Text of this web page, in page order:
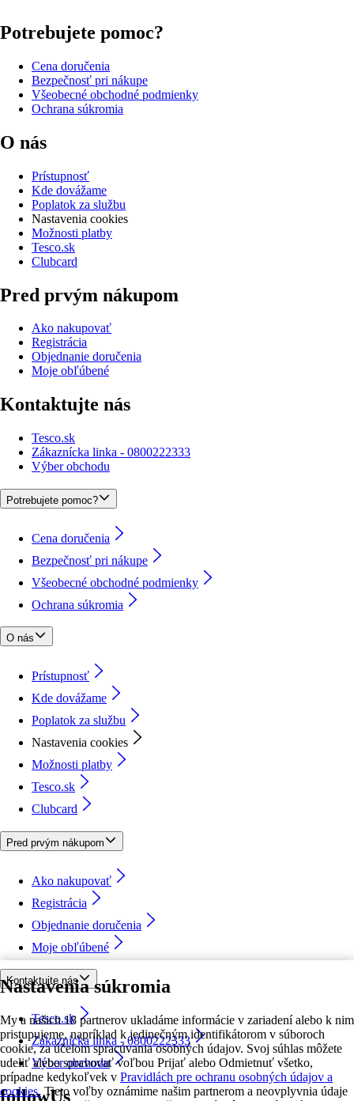
Nastavenia súkromia
My a našich 18 partnerov ukladáme informácie v zariadení alebo k nim
pristupujeme, napríklad k jedinečným identifikátorom v súboroch
cookie, za účelom spracúvania osobných údajov. Svoj súhlas môžete
udeliť alebo spravovať voľbou Prijať alebo Odmietnuť všetko,
prípadne kedykoľvek v Pravidlách pre ochranu osobných údajov a
cookies. Tieto voľby oznámime našim partnerom a neovplyvnia údaje
Potrebujete pomoc?
Cena doručenia
Bezpečnosť pri nákupe
Všeobecné obchodné podmienky
Ochrana súkromia
O nás
Prístupnosť
Kde dovážame
Poplatok za službu
Nastavenia cookies
Možnosti platby
Tesco.sk
Clubcard
Pred prvým nákupom
Ako nakupovať
Registrácia
Objednanie doručenia
Moje obľúbené
Kontaktujte nás
Tesco.sk
Zákaznícka linka - 0800222333
Výber obchodu
Potrebujete pomoc?
Cena doručenia
Bezpečnosť pri nákupe
Všeobecné obchodné podmienky
Ochrana súkromia
O nás
Prístupnosť
Kde dovážame
Poplatok za službu
Nastavenia cookies
Možnosti platby
Tesco.sk
Clubcard
Pred prvým nákupom
Ako nakupovať
Registrácia
Objednanie doručenia
Moje obľúbené
Kontaktujte nás
Tesco.sk
Zákaznícka linka - 0800222333
Výber obchodu
followUs